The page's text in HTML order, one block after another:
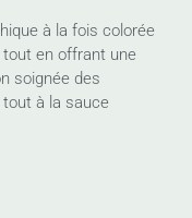
à la fois colorée
tout en offrant une
soignée des
à la sauce